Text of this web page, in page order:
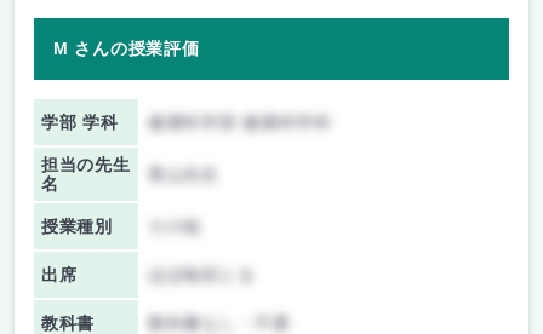
M さんの授業評価
学部 学科 健康科学部 健康科学科
担当の先生
名
授業種別 その他
出席 ほぼ毎回とる
教科書 教科書なし・不要